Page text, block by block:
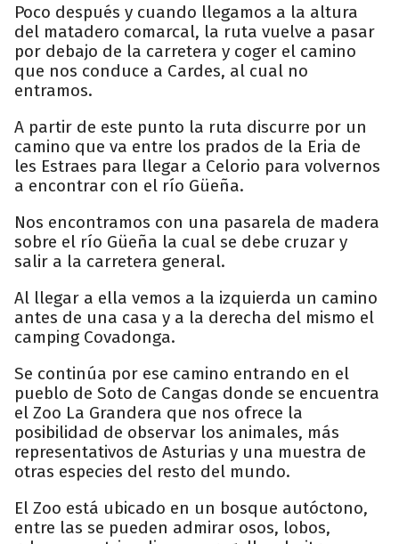
Poco después y cuando llegamos a la altura
del matadero comarcal, la ruta vuelve a pasar
por debajo de la carretera y coger el camino
que nos conduce a Cardes, al cual no
entramos.
A partir de este punto la ruta discurre por un
camino que va entre los prados de la Eria de
les Estraes para llegar a Celorio para volvernos
a encontrar con el río Güeña.
Nos encontramos con una pasarela de madera
sobre el río Güeña la cual se debe cruzar y
salir a la carretera general.
Al llegar a ella vemos a la izquierda un camino
antes de una casa y a la derecha del mismo el
camping Covadonga.
Se continúa por ese camino entrando en el
pueblo de Soto de Cangas donde se encuentra
el Zoo La Grandera que nos ofrece la
posibilidad de observar los animales, más
representativos de Asturias y una muestra de
otras especies del resto del mundo.
El Zoo está ubicado en un bosque autóctono,
entre las se pueden admirar osos, lobos,